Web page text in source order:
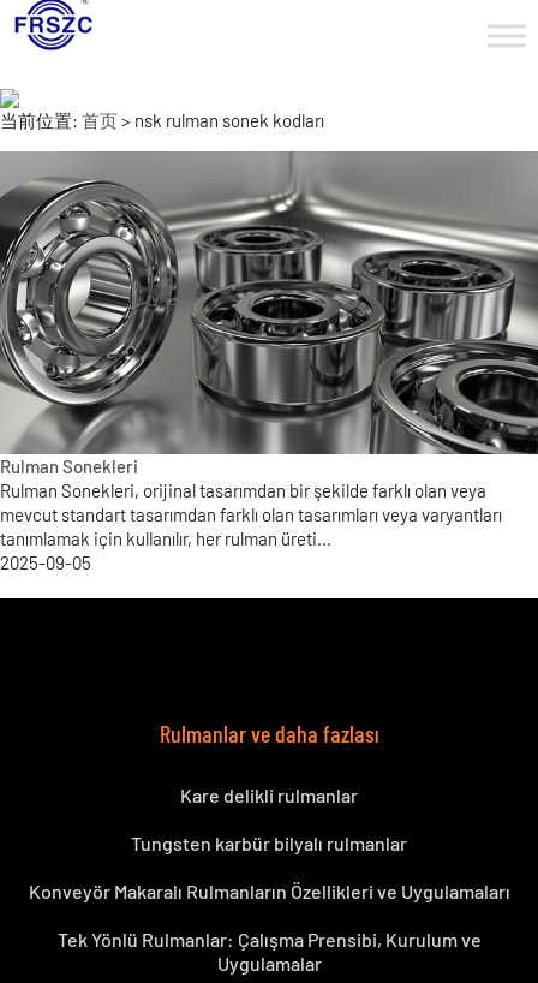
当前位置: 首页> nsk rulman sonek kodları
Rulman Sonekleri
Rulman Sonekleri, orijinal tasarımdan bir şekilde farklı olan veya
mevcut standart tasarımdan farklı olan tasarımları veya varyantları
tanımlamak için kullanılır, her rulman üreti...
2025-09-05
Rulmanlar ve daha fazlası
Kare delikli rulmanlar
Tungsten karbür bilyalı rulmanlar
Konveyör Makaralı Rulmanların Özellikleri ve Uygulamaları
Tek Yönlü Rulmanlar: Çalışma Prensibi, Kurulum ve
Uygulamalar